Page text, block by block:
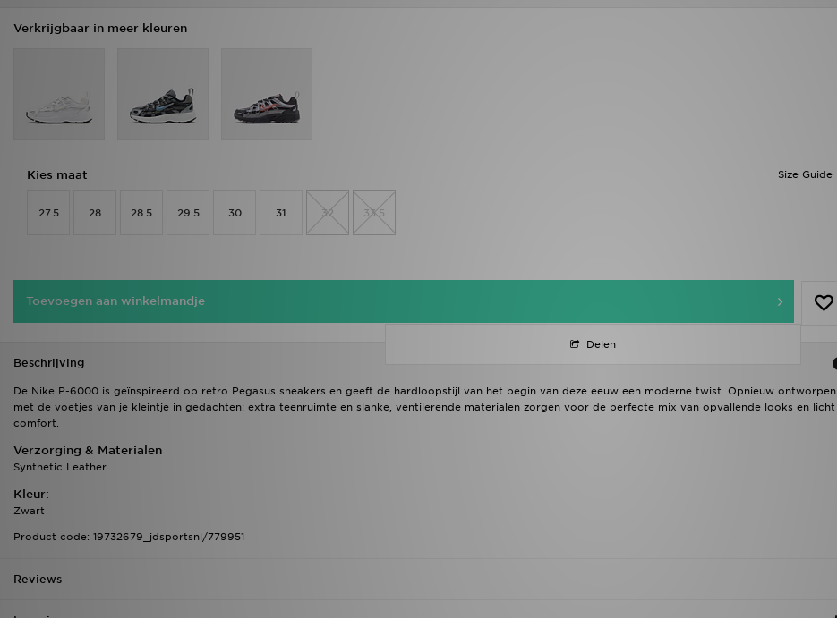
Verkrijgbaar in meer kleuren
Size Guide
Kies maat
27.5 28 28.5 29.5 30 31 32 33.5
Toevoegen aan winkelmandje
Delen
Beschrijving
De Nike P-6000 is geïnspireerd op retro Pegasus sneakers en geeft de hardloopstijl van het begin van deze eeuw een moderne twist. Opnieuw ontworpen
met de voetjes van je kleintje in gedachten: extra teenruimte en slanke, ventilerende materialen zorgen voor de perfecte mix van opvallende looks en licht
comfort.
Verzorging & Materialen
Synthetic Leather
Kleur:
Zwart
Product code: 19732679_jdsportsnl/779951
Reviews